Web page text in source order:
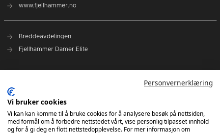
www.fjellhammer.no
Breddeavdelingen
Fjellhammer Damer Elite
NHF Region Øst
Kontakt oss
Personvernerklæring
Vi bruker cookies
Vi kan kan komme til å bruke cookies for å analysere besøk på nettsiden,
med formål om å forbedre nettstedet vårt, vise personlig tilpasset innhold
og for å gi deg en flott nettstedopplevelse. For mer informasjon om